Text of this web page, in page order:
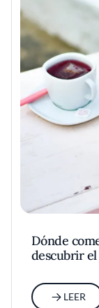
Dónde
descubrir el
LEER